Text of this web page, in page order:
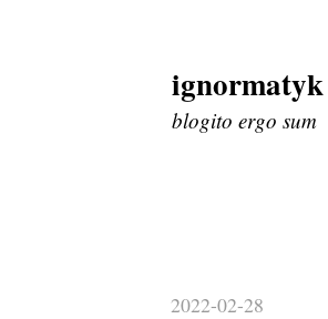
Skip
to
content
ignormatyk
blogito ergo sum
2022-02-28